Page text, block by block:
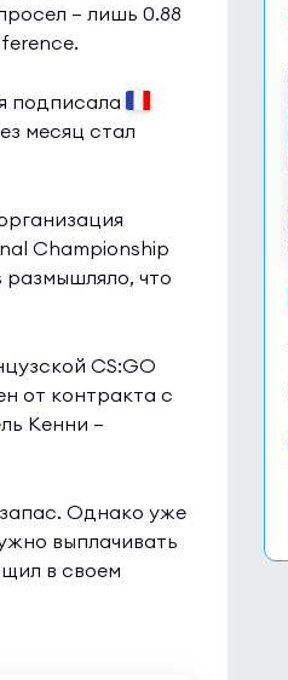
— лишь 0.88
подписала
месяц стал
Championship
размышляло, что
CS:GO
от контракта с
Кенни —
Однако уже
выплачивать
в своем